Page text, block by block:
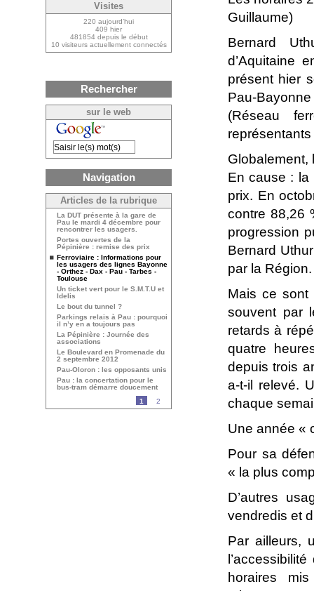
Guillaume)
Bernard
d’Aquitaine
présent hier
Pau-
(Réseau
Globalement,
En cause : la
prix. En
contre 88,26
progression
Bernard
par la Région.
Mais ce sont
souvent par
retards à
quatre
depuis trois
a-t-il relevé.
chaque
Une année «
Pour sa
« la plus
D’autres
vendredis et
Par ailleurs,
horaires
Visites
220 aujourd’hui
409 hier
481854 depuis le début
10 visiteurs actuellement connectés
Rechercher
sur le web
Navigation
Articles de la rubrique
La DUT présente à la gare de
Pau le mardi 4 décembre pour
rencontrer les usagers.
Portes ouvertes de la
Pépinière : remise des prix
Ferroviaire : Informations pour
les usagers des lignes Bayonne
- Orthez - Dax - Pau - Tarbes -
Toulouse
Un ticket vert pour le S.M.T.U et
Idelis
Le bout du tunnel ?
Parkings relais à Pau : pourquoi
il n’y en a toujours pas
La Pépinière : Journée des
associations
Le Boulevard en Promenade du
2 septembre 2012
Pau-Oloron : les opposants unis
Pau : la concertation pour le
bus-tram démarre doucement
1
2